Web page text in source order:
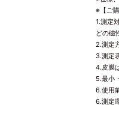
※【ご
1.測定
どの磁
2.測定
3.測定
4.皮膜
5.最小
6.使用
6.測定